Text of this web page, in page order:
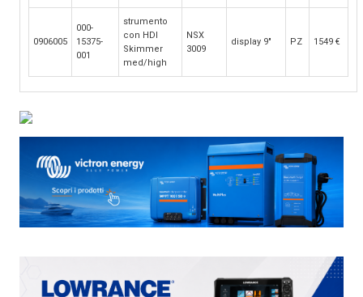
0906005
000-
15375-
001
strumento
con HDI
Skimmer
med/high
NSX
3009
display 9" PZ 1549 €